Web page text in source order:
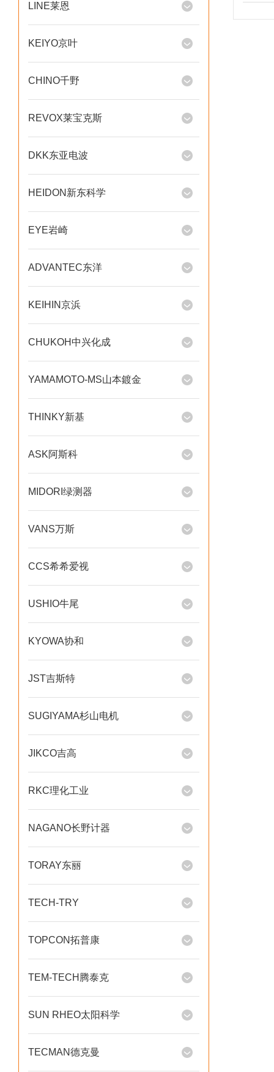
LINE莱恩
KEIYO京叶
CHINO千野
REVOX莱宝克斯
DKK东亚电波
HEIDON新东科学
EYE岩崎
ADVANTEC东洋
KEIHIN京浜
CHUKOH中兴化成
YAMAMOTO-MS山本鍍金
THINKY新基
ASK阿斯科
MIDORI绿测器
VANS万斯
CCS希希爱视
USHIO牛尾
KYOWA协和
JST吉斯特
SUGIYAMA杉山电机
JIKCO吉高
RKC理化工业
NAGANO长野计器
TORAY东丽
TECH-TRY
TOPCON拓普康
TEM-TECH腾泰克
SUN RHEO太阳科学
TECMAN德克曼